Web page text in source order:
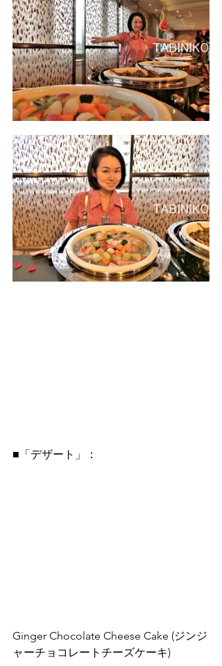
■「デザート」：
Ginger Chocolate Cheese Cake (ジンジ
ャーチョコレートチーズケーキ)